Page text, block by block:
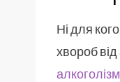
Ні для
хвороб від